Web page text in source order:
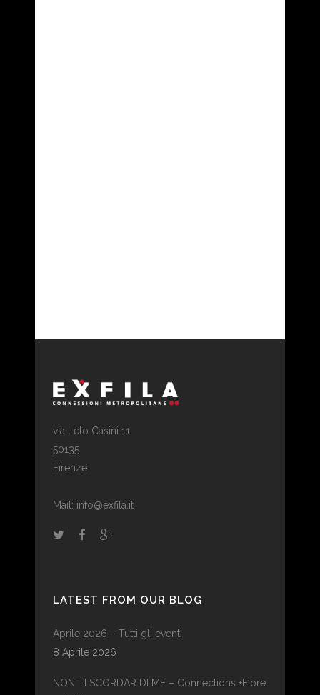
via Leto Casini 11
50135
Firenze
Mail: info@exfila.it
LATEST FROM OUR BLOG
Aprile 2026 – Tutti gli eventi
8 Aprile 2026
NON TI SCORDAR DI ME – Connections +Fiore